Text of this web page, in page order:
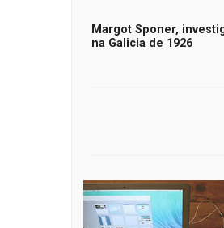
Margot Sponer,
na Galicia de 1926